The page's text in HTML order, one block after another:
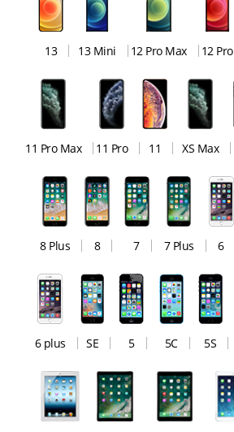
13 13 Mini 12 Pro Max 12 Pro
11 Pro Max 11 Pro 11 XS Max
8 Plus 8 7 7 Plus 6
6 plus SE 5 5C 5S